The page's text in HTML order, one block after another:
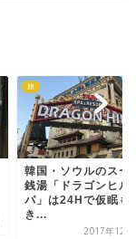
旅
韓国・ソウルのスー
銭湯「ドラゴンヒル
パ」は24Hで仮眠も
き...
2017年12